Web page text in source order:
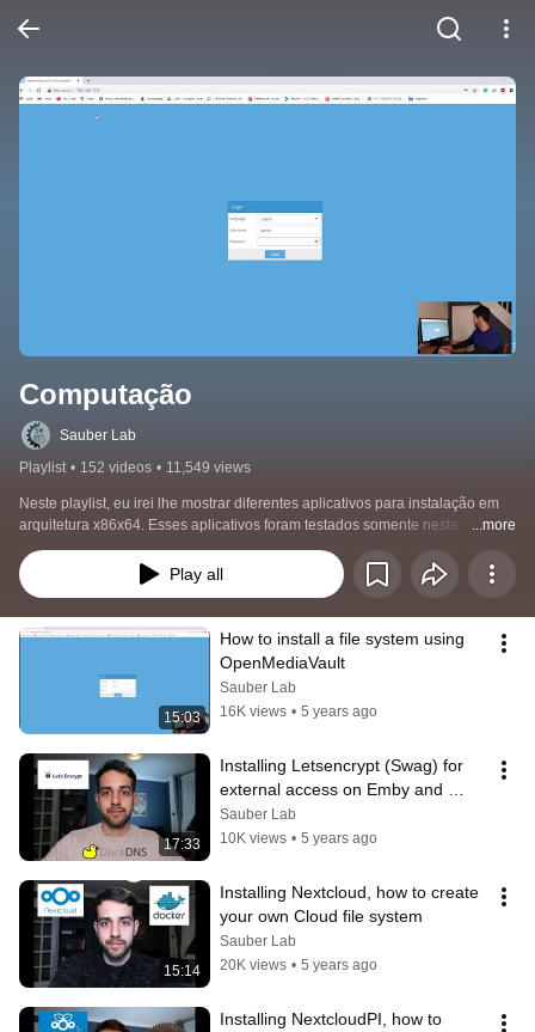
Computação
Sauber Lab
Playlist • 152 videos • 11,549 views
Neste playlist, eu irei lhe mostrar diferentes aplicativos para instalação em
arquitetura x86x64. Esses aplicativos foram testados somente neste
semelhante arquitetura. Possivelmente, esses aplicativos irão funcionar
para Raspberry Pi, mais não foram testados. Então, não posso garantir que
irá funcionar do mesmo jeito.
...more
Play all
15:03
How to install a file system using
OpenMediaVault
Sauber Lab
16K views • 5 years ago
17:33
Installing Letsencrypt (Swag) for
external access on Emby and
jellyfin
Sauber Lab
10K views • 5 years ago
15:14
Installing Nextcloud, how to create
your own Cloud file system
Sauber Lab
20K views • 5 years ago
Installing NextcloudPI, how to